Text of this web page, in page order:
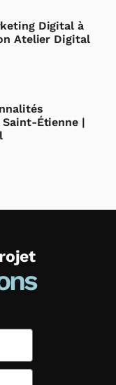
Digital à
Atelier Digital
Saint-Étienne |